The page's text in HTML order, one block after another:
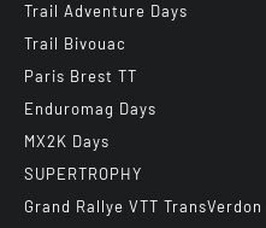
Trail Adventure Days
Trail Bivouac
Paris Brest TT
Enduromag Days
MX2K Days
SUPERTROPHY
Grand Rallye VTT TransVerdon